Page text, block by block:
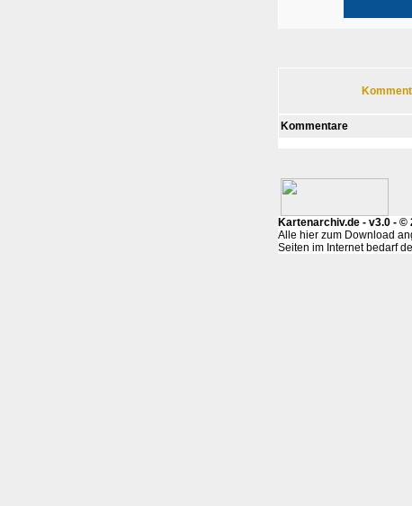
Kommentare
Kartenarchiv.de - v3.0 -
Alle hier zum Download
Seiten im Internet bedarf